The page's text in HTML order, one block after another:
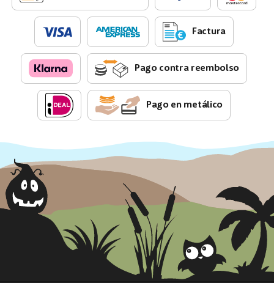
Factura
Pago contra reembolso
Pago en metálico